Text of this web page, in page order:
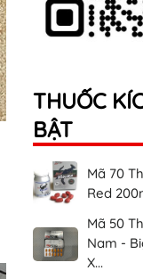
THUỐC
BẬT
Mã 70
Red
Mã 50
Nam -
X...